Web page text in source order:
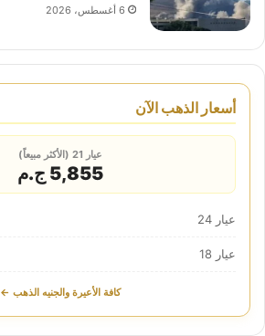
6 أغسطس، 2026
أسعار الذهب الآن
عيار 21 (الأكثر مبيعاً)
5,855 ج.م
عيار 24
عيار 18
كافة الأعيرة والجنيه الذهب ←